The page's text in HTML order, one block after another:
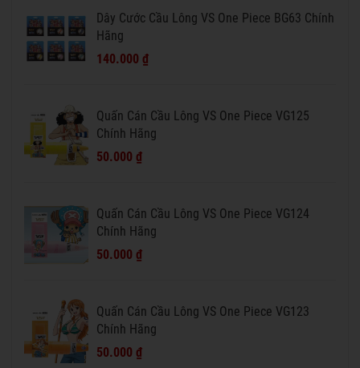
Dây Cước Cầu Lông VS One Piece BG63 Chính
Hãng
140.000 ₫
Quấn Cán Cầu Lông VS One Piece VG125
Chính Hãng
50.000 ₫
Quấn Cán Cầu Lông VS One Piece VG124
Chính Hãng
50.000 ₫
Quấn Cán Cầu Lông VS One Piece VG123
Chính Hãng
50.000 ₫